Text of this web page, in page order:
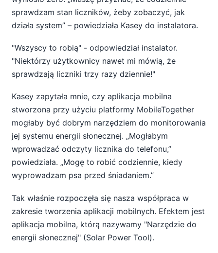
sprawdzam stan liczników, żeby zobaczyć, jak
działa system” – powiedziała Kasey do instalatora.
"Wszyscy to robią" - odpowiedział instalator.
"Niektórzy użytkownicy nawet mi mówią, że
sprawdzają liczniki trzy razy dziennie!"
Kasey zapytała mnie, czy aplikacja mobilna
stworzona przy użyciu platformy MobileTogether
mogłaby być dobrym narzędziem do monitorowania
jej systemu energii słonecznej. „Mogłabym
wprowadzać odczyty licznika do telefonu,”
powiedziała. „Mogę to robić codziennie, kiedy
wyprowadzam psa przed śniadaniem.”
Tak właśnie rozpoczęła się nasza współpraca w
zakresie tworzenia aplikacji mobilnych. Efektem jest
aplikacja mobilna, którą nazywamy "Narzędzie do
energii słonecznej" (Solar Power Tool).